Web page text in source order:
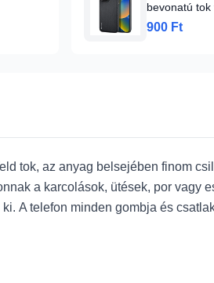
bevonatú tok
900 Ft
tok, az anyag belsejében finom
a karcolások, ütések, por
ki. A telefon minden gombja és